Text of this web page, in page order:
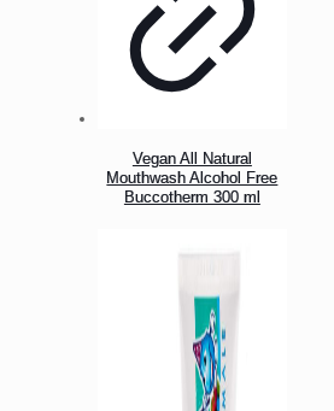
Vegan All Natural
Mouthwash Alcohol Free
Buccotherm 300 ml